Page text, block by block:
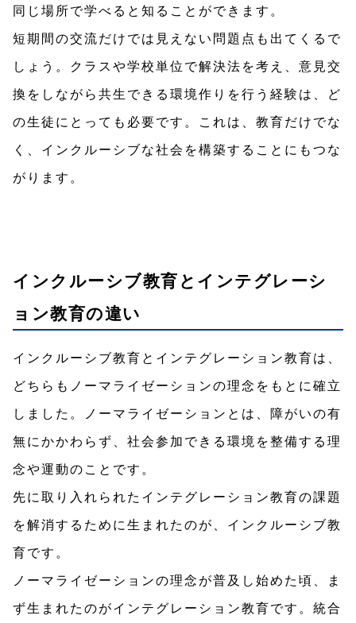
同じ場所で学べると知ることができます。
短期間の交流だけでは見えない問題点も出てくるで
しょう。クラスや学校単位で解決法を考え、意見交
換をしながら共生できる環境作りを行う経験は、ど
の生徒にとっても必要です。これは、教育だけでな
く、インクルーシブな社会を構築することにもつな
がります。
インクルーシブ教育とインテグレーシ
ョン教育の違い
インクルーシブ教育とインテグレーション教育は、
どちらもノーマライゼーションの理念をもとに確立
しました。ノーマライゼーションとは、障がいの有
無にかかわらず、社会参加できる環境を整備する理
念や運動のことです。
先に取り入れられたインテグレーション教育の課題
を解消するために生まれたのが、インクルーシブ教
育です。
ノーマライゼーションの理念が普及し始めた頃、ま
ず生まれたのがインテグレーション教育です。統合